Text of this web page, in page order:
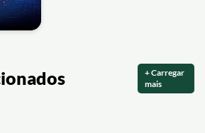
+ Carregar
mais